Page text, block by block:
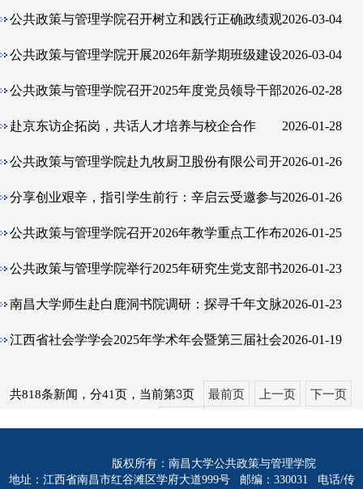
公共政策与管理学院召开树立和践行正确政绩观2026-03-04
公共政策与管理学院开展2026年新学期班级建设2026-03-04
公共政策与管理学院召开2025年度党员领导干部2026-02-28
赴京东访企拓岗，共话人才培养与校企合作 2026-01-28
公共政策与管理学院赴九牧厨卫股份有限公司开2026-01-26
分享创业艰辛，指引学生前行：辛启云受邀参与2026-01-26
公共政策与管理学院召开2026年教学重点工作布2026-01-25
公共政策与管理学院举行2025年研究生党支部书2026-01-23
南昌大学师生赴白鹿洞书院调研：探寻千年文脉2026-01-23
江西省社会学学会2025年学术年会暨第三届社会2026-01-19
共818条新闻，分41页，当前第3页 最前页 上一页
下一页
版权所有：南昌大学公共政策与管理学院
地址：江西省南昌市红谷滩区学府大道999号 邮编：330031 电话/传